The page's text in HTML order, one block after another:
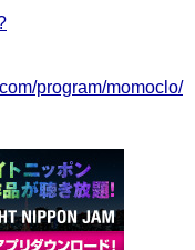
program/momoclo/